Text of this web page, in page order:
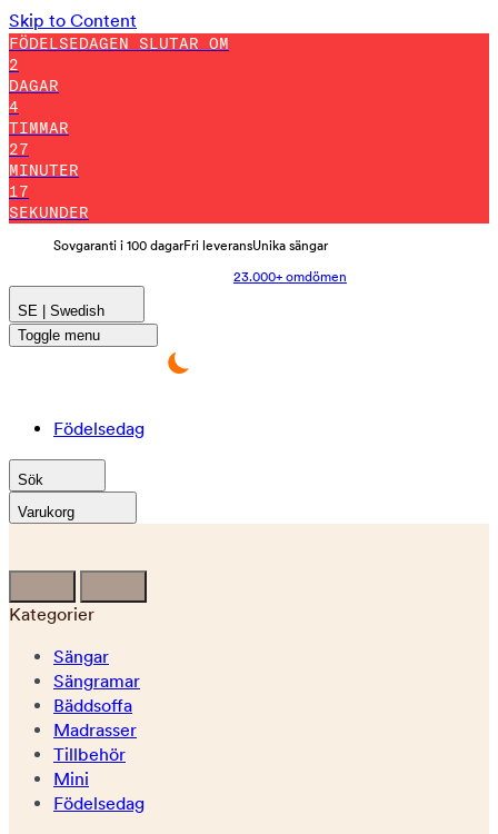
Skip to Content
FÖDELSEDAGEN SLUTAR OM
2
DAGAR
4
TIMMAR
27
MINUTER
12
SEKUNDER
Sovgaranti i 100 dagarFri leveransUnika sängar
23.000+ omdömen
SE | Swedish
Toggle menu
Födelsedag
Sök
Varukorg
Kategorier
Sängar
Sängramar
Bäddsoffa
Madrasser
Tillbehör
Mini
Födelsedag